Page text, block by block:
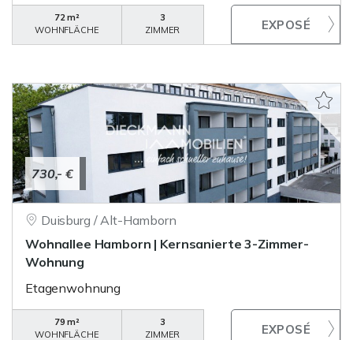
72 m²
WOHNFLÄCHE
3
ZIMMER
730,- €
Duisburg / Alt-Hamborn
Wohnallee Hamborn | Kernsanierte 3-Zimmer-
Wohnung
Etagenwohnung
79 m²
WOHNFLÄCHE
3
ZIMMER